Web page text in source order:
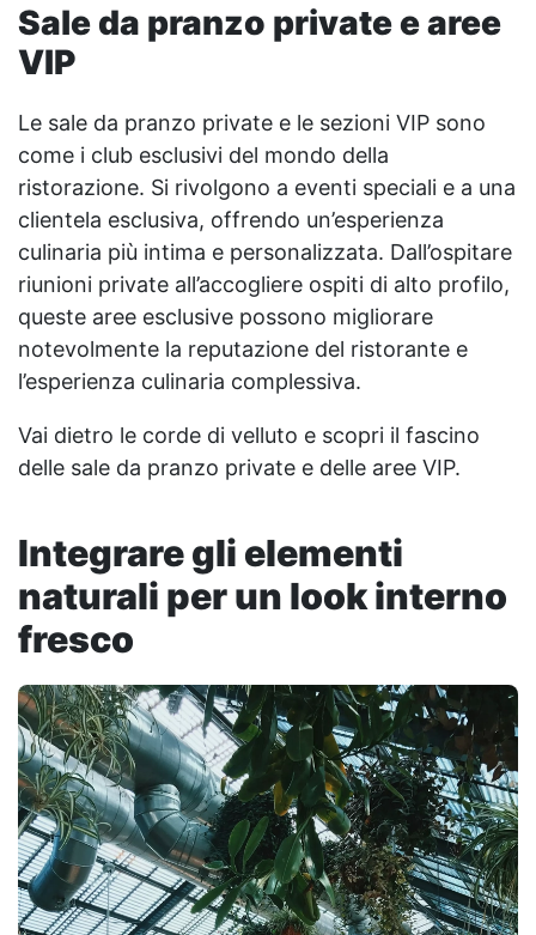
Sale da pranzo private e aree
VIP
Le sale da pranzo private e le sezioni VIP sono
come i club esclusivi del mondo della
ristorazione. Si rivolgono a eventi speciali e a una
clientela esclusiva, offrendo un’esperienza
culinaria più intima e personalizzata. Dall’ospitare
riunioni private all’accogliere ospiti di alto profilo,
queste aree esclusive possono migliorare
notevolmente la reputazione del ristorante e
l’esperienza culinaria complessiva.
Vai dietro le corde di velluto e scopri il fascino
delle sale da pranzo private e delle aree VIP.
Integrare gli elementi
naturali per un look interno
fresco